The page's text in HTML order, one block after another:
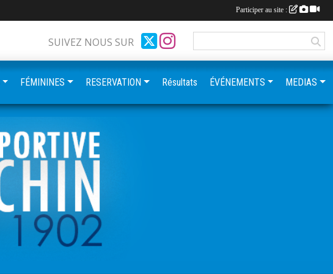
SUIVEZ NOUS SUR
FÉMININES RESERVATION Résultats ÉVÉNEMENTS MEDIAS
Participer au site :